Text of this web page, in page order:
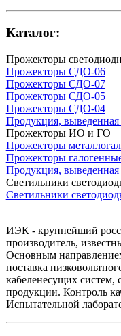
Каталог:
Прожекторы
Прожекторы СДО-06
Прожекторы СДО-07
Прожекторы СДО-05
Прожекторы СДО-04
Продукция, выведенная
Прожекторы ИО и ГО
Прожекторы
Прожекторы
Продукция, выведенная
Светильники
Светильники
ИЭК - крупнейший
производитель,
Основным
поставка
кабеленесущих систем,
продукции. Контроль
Испытательной